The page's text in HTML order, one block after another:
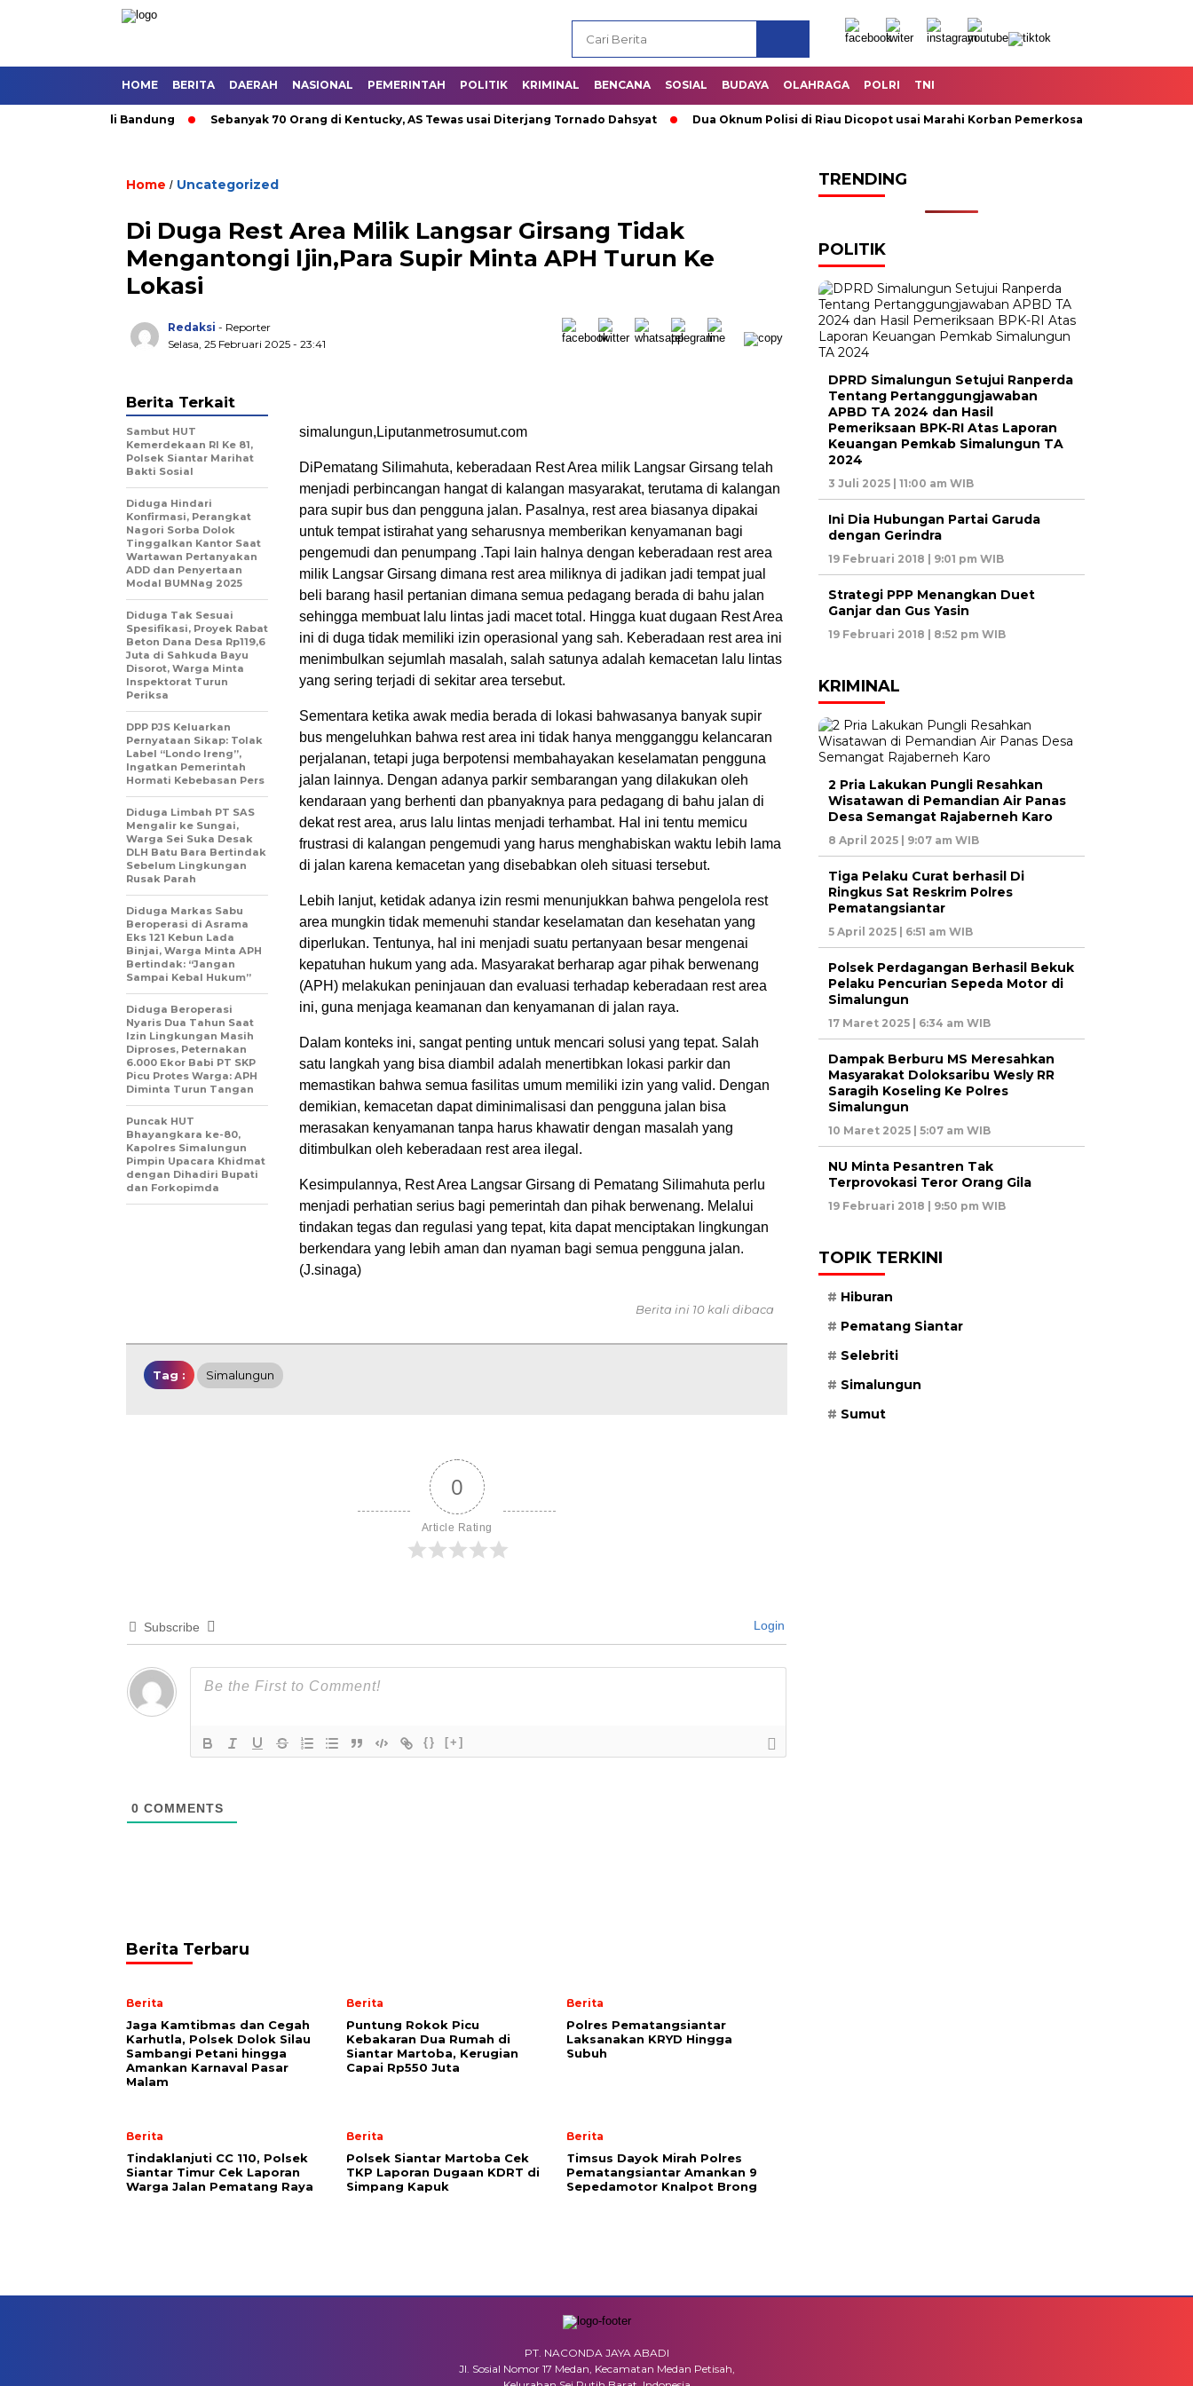
HOME BERITA DAERAH NASIONAL PEMERINTAH POLITIK KRIMINAL BENCANA SOSIAL BUDAYA OLAHRAGA POLRI TNI
Umum di Bandung Sebanyak 70 Orang di Kentucky, AS Tewas usai Diterjang Tornado Dahsyat Dua Oknum Polisi di Riau Dicopot usai Marahi Korban Pemerkosaan
Home / Uncategorized
Di Duga Rest Area Milik Langsar Girsang Tidak
Mengantongi Ijin,Para Supir Minta APH Turun Ke
Lokasi
Redaksi - Reporter
Selasa, 25 Februari 2025 - 23:41
simalungun,Liputanmetrosumut.com
DiPematang Silimahuta, keberadaan Rest Area milik Langsar Girsang telah
menjadi perbincangan hangat di kalangan masyarakat, terutama di kalangan
para supir bus dan pengguna jalan. Pasalnya, rest area biasanya dipakai
untuk tempat istirahat yang seharusnya memberikan kenyamanan bagi
pengemudi dan penumpang .Tapi lain halnya dengan keberadaan rest area
milik Langsar Girsang dimana rest area miliknya di jadikan jadi tempat jual
beli barang hasil pertanian dimana semua pedagang berada di bahu jalan
sehingga membuat lalu lintas jadi macet total. Hingga kuat dugaan Rest Area
ini di duga tidak memiliki izin operasional yang sah. Keberadaan rest area ini
menimbulkan sejumlah masalah, salah satunya adalah kemacetan lalu lintas
yang sering terjadi di sekitar area tersebut.
Sementara ketika awak media berada di lokasi bahwasanya banyak supir
bus mengeluhkan bahwa rest area ini tidak hanya mengganggu kelancaran
perjalanan, tetapi juga berpotensi membahayakan keselamatan pengguna
jalan lainnya. Dengan adanya parkir sembarangan yang dilakukan oleh
kendaraan yang berhenti dan pbanyaknya para pedagang di bahu jalan di
dekat rest area, arus lalu lintas menjadi terhambat. Hal ini tentu memicu
frustrasi di kalangan pengemudi yang harus menghabiskan waktu lebih lama
di jalan karena kemacetan yang disebabkan oleh situasi tersebut.
Lebih lanjut, ketidak adanya izin resmi menunjukkan bahwa pengelola rest
area mungkin tidak memenuhi standar keselamatan dan kesehatan yang
diperlukan. Tentunya, hal ini menjadi suatu pertanyaan besar mengenai
kepatuhan hukum yang ada. Masyarakat berharap agar pihak berwenang
(APH) melakukan peninjauan dan evaluasi terhadap keberadaan rest area
ini, guna menjaga keamanan dan kenyamanan di jalan raya.
Dalam konteks ini, sangat penting untuk mencari solusi yang tepat. Salah
satu langkah yang bisa diambil adalah menertibkan lokasi parkir dan
memastikan bahwa semua fasilitas umum memiliki izin yang valid. Dengan
demikian, kemacetan dapat diminimalisasi dan pengguna jalan bisa
merasakan kenyamanan tanpa harus khawatir dengan masalah yang
ditimbulkan oleh keberadaan rest area ilegal.
Kesimpulannya, Rest Area Langsar Girsang di Pematang Silimahuta perlu
menjadi perhatian serius bagi pemerintah dan pihak berwenang. Melalui
tindakan tegas dan regulasi yang tepat, kita dapat menciptakan lingkungan
berkendara yang lebih aman dan nyaman bagi semua pengguna jalan.
(J.sinaga)
Berita Terkait
Sambut HUT
Kemerdekaan RI Ke 81,
Polsek Siantar Marihat
Bakti Sosial
Diduga Hindari
Konfirmasi, Perangkat
Nagori Sorba Dolok
Tinggalkan Kantor Saat
Wartawan Pertanyakan
ADD dan Penyertaan
Modal BUMNag 2025
Diduga Tak Sesuai
Spesifikasi, Proyek Rabat
Beton Dana Desa Rp119,6
Juta di Sahkuda Bayu
Disorot, Warga Minta
Inspektorat Turun
Periksa
DPP PJS Keluarkan
Pernyataan Sikap: Tolak
Label “Londo Ireng”,
Ingatkan Pemerintah
Hormati Kebebasan Pers
Diduga Limbah PT SAS
Mengalir ke Sungai,
Warga Sei Suka Desak
DLH Batu Bara Bertindak
Sebelum Lingkungan
Rusak Parah
Diduga Markas Sabu
Beroperasi di Asrama
Eks 121 Kebun Lada
Binjai, Warga Minta APH
Bertindak: “Jangan
Sampai Kebal Hukum”
Diduga Beroperasi
Nyaris Dua Tahun Saat
Izin Lingkungan Masih
Diproses, Peternakan
6.000 Ekor Babi PT SKP
Picu Protes Warga: APH
Diminta Turun Tangan
Puncak HUT
Bhayangkara ke-80,
Kapolres Simalungun
Pimpin Upacara Khidmat
dengan Dihadiri Bupati
dan Forkopimda
Berita ini 10 kali dibaca
Tag : Simalungun
0
Article Rating
Subscribe Login
{} [+]
0 COMMENTS
Berita Terbaru
Berita
Jaga Kamtibmas dan Cegah
Karhutla, Polsek Dolok Silau
Sambangi Petani hingga
Amankan Karnaval Pasar
Malam
Berita
Puntung Rokok Picu
Kebakaran Dua Rumah di
Siantar Martoba, Kerugian
Capai Rp550 Juta
Berita
Polres Pematangsiantar
Laksanakan KRYD Hingga
Subuh
Berita
Tindaklanjuti CC 110, Polsek
Siantar Timur Cek Laporan
Warga Jalan Pematang Raya
Berita
Polsek Siantar Martoba Cek
TKP Laporan Dugaan KDRT di
Simpang Kapuk
Berita
Timsus Dayok Mirah Polres
Pematangsiantar Amankan 9
Sepedamotor Knalpot Brong
TRENDING
POLITIK
DPRD Simalungun Setujui Ranperda
Tentang Pertanggungjawaban
APBD TA 2024 dan Hasil
Pemeriksaan BPK-RI Atas Laporan
Keuangan Pemkab Simalungun TA
2024
3 Juli 2025 | 11:00 am WIB
Ini Dia Hubungan Partai Garuda
dengan Gerindra
19 Februari 2018 | 9:01 pm WIB
Strategi PPP Menangkan Duet
Ganjar dan Gus Yasin
19 Februari 2018 | 8:52 pm WIB
KRIMINAL
2 Pria Lakukan Pungli Resahkan
Wisatawan di Pemandian Air Panas
Desa Semangat Rajaberneh Karo
8 April 2025 | 9:07 am WIB
Tiga Pelaku Curat berhasil Di
Ringkus Sat Reskrim Polres
Pematangsiantar
5 April 2025 | 6:51 am WIB
Polsek Perdagangan Berhasil Bekuk
Pelaku Pencurian Sepeda Motor di
Simalungun
17 Maret 2025 | 6:34 am WIB
Dampak Berburu MS Meresahkan
Masyarakat Doloksaribu Wesly RR
Saragih Koseling Ke Polres
Simalungun
10 Maret 2025 | 5:07 am WIB
NU Minta Pesantren Tak
Terprovokasi Teror Orang Gila
19 Februari 2018 | 9:50 pm WIB
TOPIK TERKINI
Hiburan
Pematang Siantar
Selebriti
Simalungun
Sumut
PT. NACONDA JAYA ABADI
Jl. Sosial Nomor 17 Medan, Kecamatan Medan Petisah,